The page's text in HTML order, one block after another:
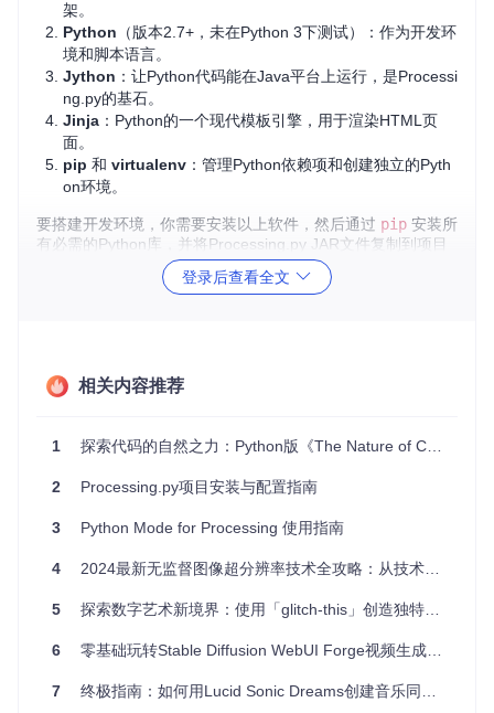
架。
Python （版本2.7+，未在Python 3下测试）：作为开发环
境和脚本语言。
Jython ：让Python代码能在Java平台上运行，是Processi
ng.py的基石。
Jinja ：Python的一个现代模板引擎，用于渲染HTML页
面。
pip 和 virtualenv ：管理Python依赖项和创建独立的Pyth
on环境。
要搭建开发环境，你需要安装以上软件，然后通过 pip 安装所
有必需的Python库，并将Processing.py JAR文件复制到项目
数据可视化：通过Python处理复杂的数据，并以图形的形
互动艺术：制作交互式视觉作品，响应用户的输入。
：教授编程思维，尤其是对图形和动画的理解。
实验性编程：探索计算艺术的新形式和算法。
项目特点
Processing.py 的主要特点是：
易学易用：借鉴了Processing的简单语法，适合初学者入
Python支持：提供了Python的强大功能，如丰富的第三
跨平台：可在Windows、Mac OS X和Linux上运行。
登录后查看全文
相关内容推荐
1 探索代码的自然之力：Python版《The Nature of Code》示例库
2 Processing.py项目安装与配置指南
3 Python Mode for Processing 使用指南
4 2024最新无监督图像超分辨率技术全攻略：从技术痛点到实战落地
5 探索数字艺术新境界：使用「glitch-this」创造独特视觉效果
6 零基础玩转Stable Diffusion WebUI Forge视频生成：从入门到精通的避坑指南
7 终极指南：如何用Lucid Sonic Dreams创建音乐同步的AI视觉艺术